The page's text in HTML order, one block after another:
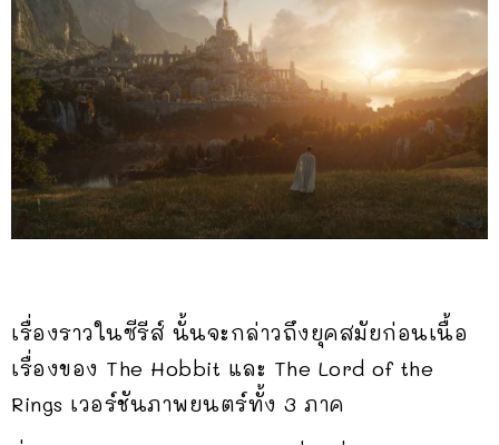
เรื่องราวในซีรีส์ นั้นจะกล่าวถึงยุคสมัยก่อนเนื้อ
เรื่องของ The Hobbit และ The Lord of the
Rings เวอร์ชันภาพยนตร์ทั้ง 3 ภาค